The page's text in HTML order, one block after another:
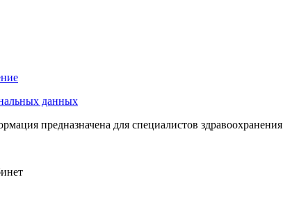
данных
предназначена для специалистов здравоохранения